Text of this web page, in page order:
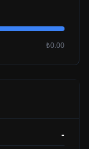
₺0.00
-